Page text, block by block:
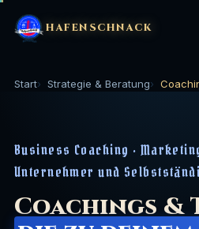
HAFENSCHNACK
🤖 KI-Kurs (1:1)
STRATEGIE & BERATUNG
🔨 Marketing im Handwerk
BRANCHEN
Start Strategie & Beratung
Business Coaching ·
Unternehmer und
Coachings &